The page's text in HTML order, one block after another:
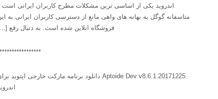
اندروید یکی از اساسی ترین مشکلات مطرح کاربران ایرانی است و
متاسفانه گوگل به بهانه های واهی مانع از دسترسی کاربران ایرانی به این
فروشگاه انلاین شده است. به دنبال رفع […]
******************
Aptoide Dev v8.6.1.20171225 دانلود برنامه مارکت خارجی اپتوید برای
اندروید